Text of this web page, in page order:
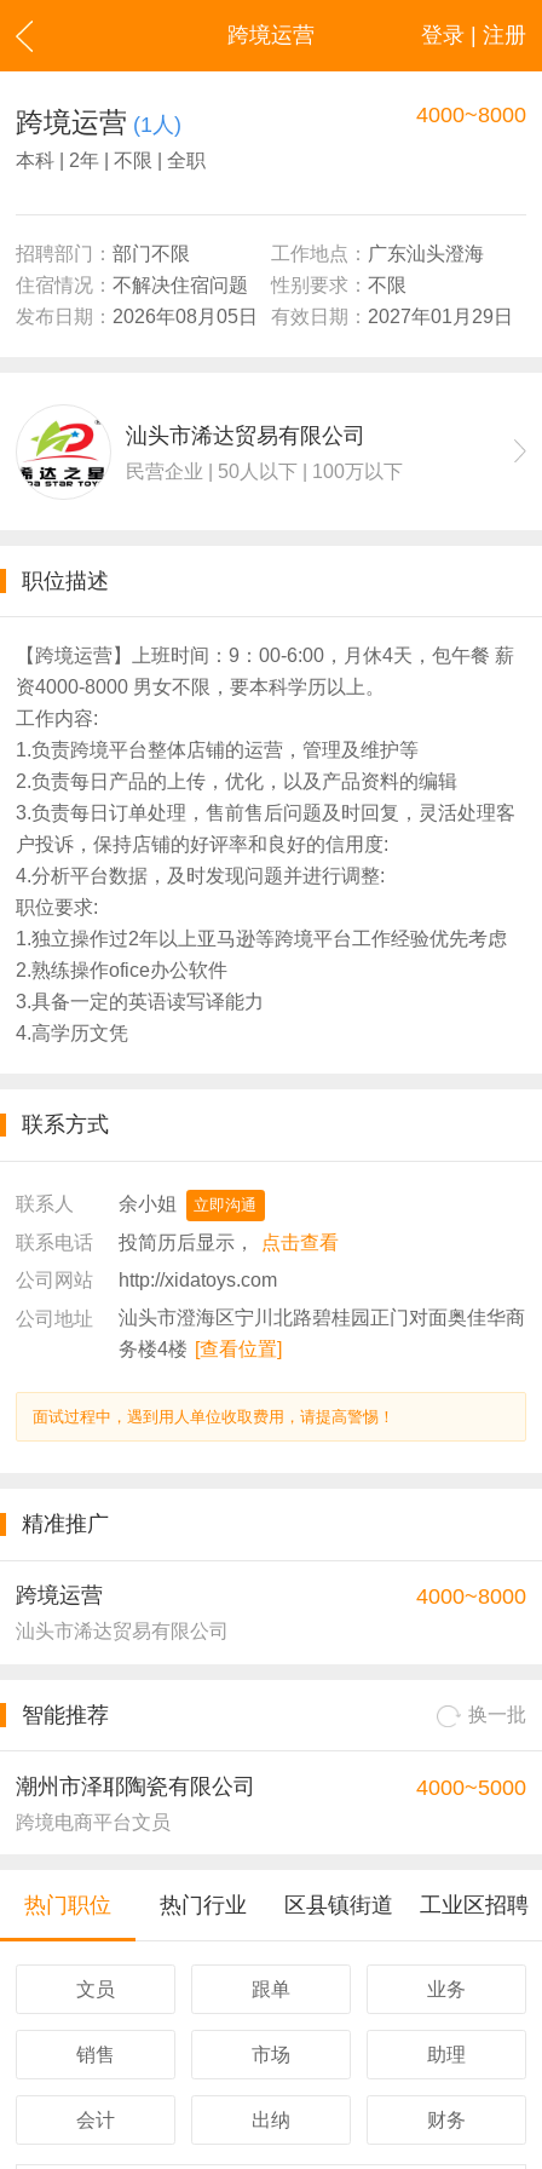
登录 | 注册
跨境运营
跨境运营 (1人) 4000~8000
本科 | 2年 | 不限 | 全职
招聘部门： 部门不限 工作地点： 广东汕头澄海
住宿情况： 不解决住宿问题 性别要求： 不限
发布日期： 2026年08月05日 有效日期： 2027年01月29日
汕头市浠达贸易有限公司
民营企业 | 50人以下 | 100万以下
职位描述
【跨境运营】上班时间：9：00-6:00，月休4天，包午餐 薪
资4000-8000 男女不限，要本科学历以上。
工作内容:
1.负责跨境平台整体店铺的运营，管理及维护等
2.负责每日产品的上传，优化，以及产品资料的编辑
3.负责每日订单处理，售前售后问题及时回复，灵活处理客
户投诉，保持店铺的好评率和良好的信用度:
4.分析平台数据，及时发现问题并进行调整:
职位要求:
1.独立操作过2年以上亚马逊等跨境平台工作经验优先考虑
2.熟练操作ofice办公软件
3.具备一定的英语读写译能力
4.高学历文凭
联系方式
联系人 余小姐 立即沟通
联系电话 投简历后显示，
点击查看
公司网站
http://xidatoys.com
公司地址
汕头市澄海区宁川北路碧桂园正门对面奥佳华商
务楼4楼 [查看位置]
面试过程中，遇到用人单位收取费用，请提高警惕！
精准推广
跨境运营
汕头市浠达贸易有限公司
4000~8000
智能推荐 换一批
潮州市泽耶陶瓷有限公司
跨境电商平台文员
4000~5000
热门职位 热门行业 区县镇街道 工业区招聘
文员 跟单 业务
销售 市场 助理
会计 出纳 财务